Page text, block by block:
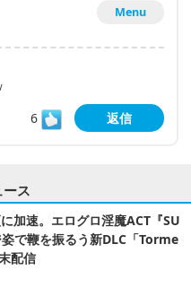
Menu
6
返信
ス
加速。エログロ淫魔ACT『SU
で鞭を振るう新DLC「Torme
配信